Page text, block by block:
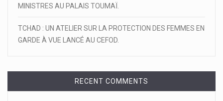
MINISTRES AU PALAIS TOUMAÏ.
TCHAD : UN ATELIER SUR LA PROTECTION DES FEMMES EN
GARDE À VUE LANCÉ AU CEFOD.
RECENT COMMENTS